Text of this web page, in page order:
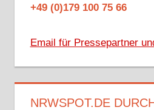
+49 (0)179 100 75 66
Email für Pressepartner
NRWSPOT.DE